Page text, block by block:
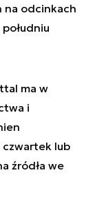
na odcinkach
ma w
i
lub
źródła we